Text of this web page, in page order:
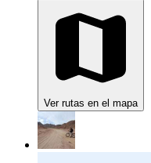
Ver rutas en el mapa